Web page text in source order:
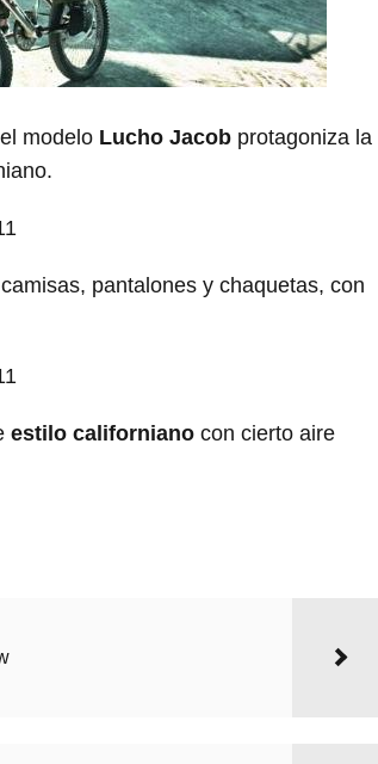
el modelo Lucho Jacob protagoniza la
pantalones y chaquetas, con
estilo californiano con cierto aire